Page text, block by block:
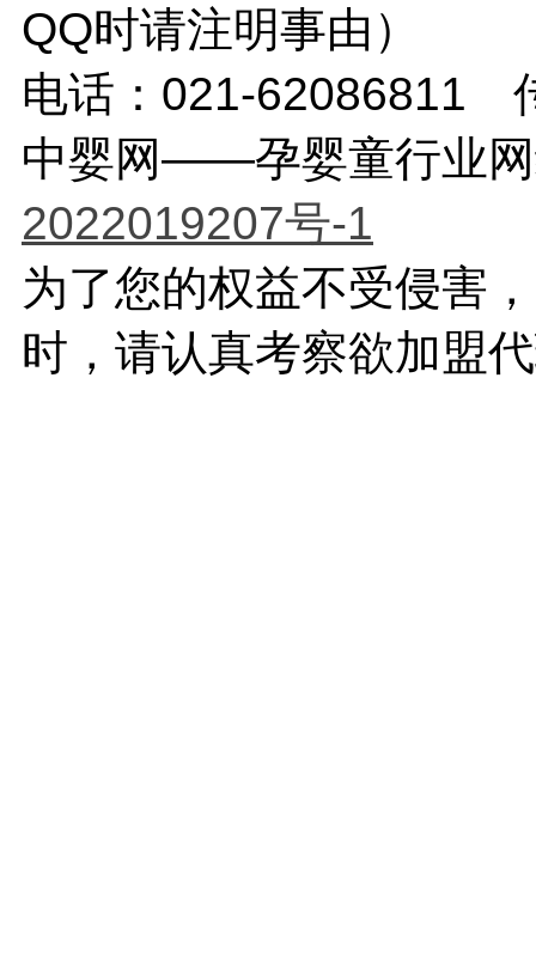
QQ时请注明事由）
电话：021-62086811
中婴网——孕婴童行业
2022019207号-1
为了您的权益不受侵害
时，请认真考察欲加盟